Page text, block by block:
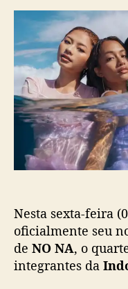
r
d
o
p
o
s
t
Nesta sexta-feira
oficialmente seu
de NO NA, o
integrantes da